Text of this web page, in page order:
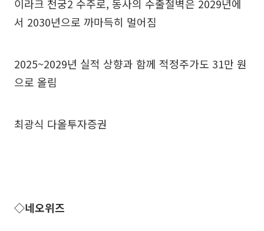
이라크 천궁2 수주로, 동사의 수출절벽은 2029년에
서 2030년으로 까마득히 멀어짐
2025~2029년 실적 상향과 함께 적정주가도 31만 원
으로 올림
최광식 다올투자증권
◇네오위즈